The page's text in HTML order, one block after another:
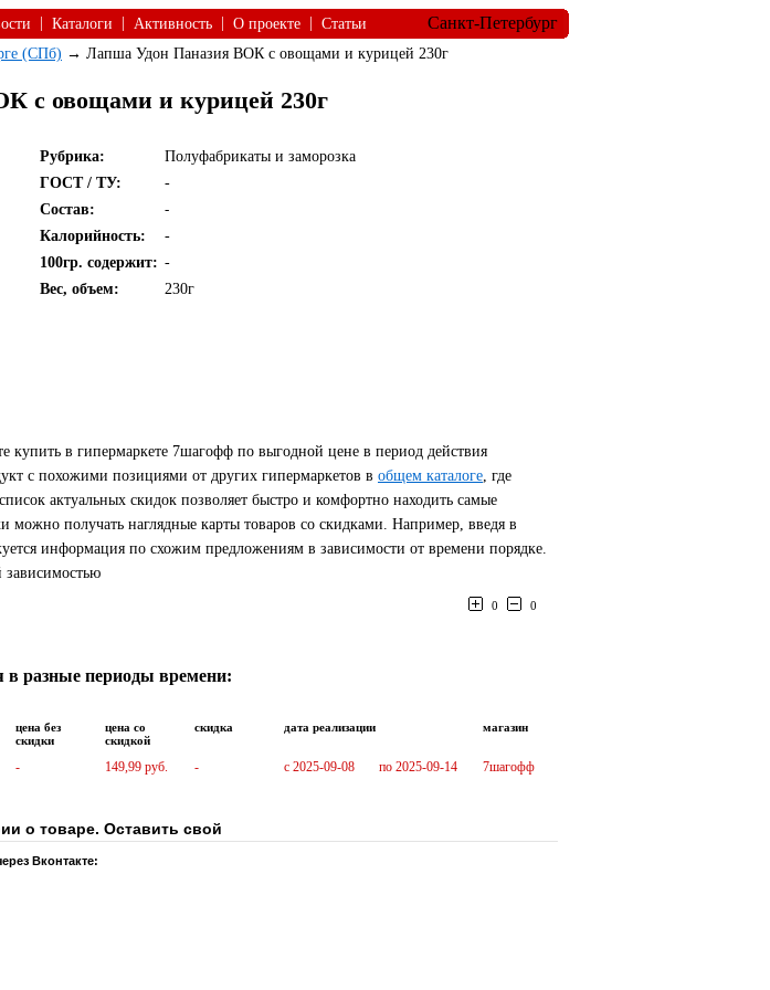
Каталоги Активность О проекте Статьи Санкт-Петербург
(СПб) → Лапша Удон Паназия ВОК с овощами и курицей 230г
с овощами и курицей 230г
Рубрика:
Полуфабрикаты и заморозка
ГОСТ / ТУ:
-
Состав:
-
Калорийность:
-
100гр. содержит: -
Вес, объем:
230г
купить в гипермаркете 7шагофф по выгодной цене в период действия
с похожими позициями от других гипермаркетов в общем каталоге, где
актуальных скидок позволяет быстро и комфортно находить самые
получать наглядные карты товаров со скидками. Например, введя в
информация по схожим предложениям в зависимости от времени порядке.
зависимостью
0 0
в разные периоды времени:
цена без
скидки
цена со
скидкой
скидка дата реализации магазин
- 149,99 руб. - c 2025-09-08 по 2025-09-14 7шагофф
о товаре. Оставить свой
Вконтакте: